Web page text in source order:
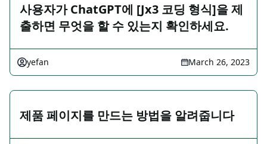
사용자가 ChatGPT에 [Jx3 코딩 형식]을 제
출하면 무엇을 할 수 있는지 확인하세요.
yefan March 26, 2023
제품 페이지를 만드는 방법을 알려줍니다